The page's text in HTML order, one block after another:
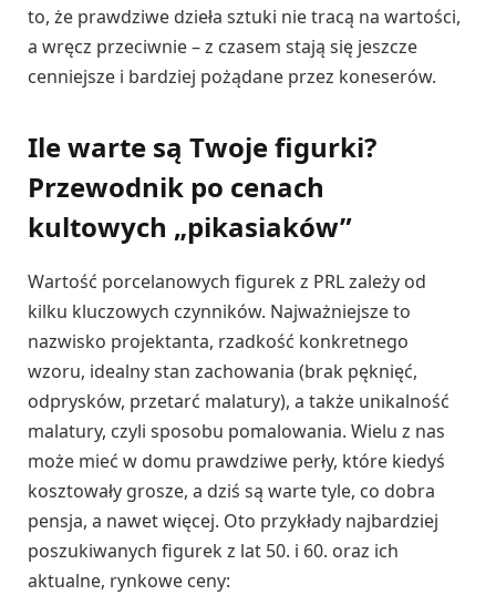
to, że prawdziwe dzieła sztuki nie tracą na wartości,
a wręcz przeciwnie – z czasem stają się jeszcze
cenniejsze i bardziej pożądane przez koneserów.
Ile warte są Twoje figurki?
Przewodnik po cenach
kultowych „pikasiaków”
Wartość porcelanowych figurek z PRL zależy od
kilku kluczowych czynników. Najważniejsze to
nazwisko projektanta, rzadkość konkretnego
wzoru, idealny stan zachowania (brak pęknięć,
odprysków, przetarć malatury), a także unikalność
malatury, czyli sposobu pomalowania. Wielu z nas
może mieć w domu prawdziwe perły, które kiedyś
kosztowały grosze, a dziś są warte tyle, co dobra
pensja, a nawet więcej. Oto przykłady najbardziej
poszukiwanych figurek z lat 50. i 60. oraz ich
aktualne, rynkowe ceny: